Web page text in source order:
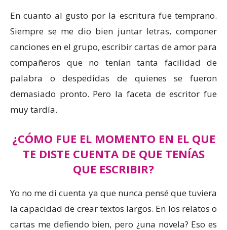
En cuanto al gusto por la escritura fue temprano.
Siempre se me dio bien juntar letras, componer
canciones en el grupo, escribir cartas de amor para
compañeros que no tenían tanta facilidad de
palabra o despedidas de quienes se fueron
demasiado pronto. Pero la faceta de escritor fue
muy tardía.
¿CÓMO FUE EL MOMENTO EN EL QUE
TE DISTE CUENTA DE QUE TENÍAS
QUE ESCRIBIR?
Yo no me di cuenta ya que nunca pensé que tuviera
la capacidad de crear textos largos. En los relatos o
cartas me defiendo bien, pero ¿una novela? Eso es